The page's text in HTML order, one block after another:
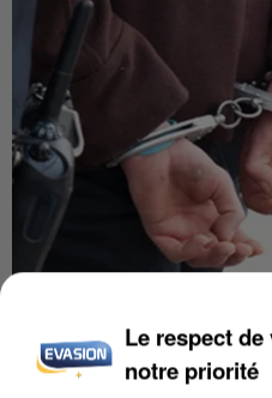
UN SECOND CADRE DE
INTERPELLÉ EN ALGÉRIE
Le respect
notre priorité